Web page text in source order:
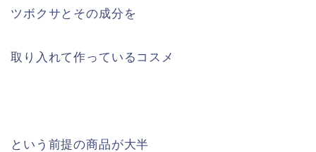
ツボクサとその成分を
取り入れて作っているコスメ
という前提の商品が大半